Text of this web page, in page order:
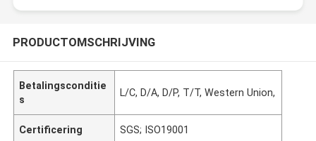
PRODUCTOMSCHRIJVING
Betalingsconditie
s
L/C, D/A, D/P, T/T, Western Union,
Certificering SGS; ISO19001